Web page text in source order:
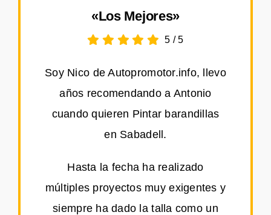
«Los Mejores»
5 /5
Soy Nico de Autopromotor.info, llevo
años recomendando a Antonio
cuando quieren Pintar barandillas
en Sabadell.
Hasta la fecha ha realizado
múltiples proyectos muy exigentes y
siempre ha dado la talla como un